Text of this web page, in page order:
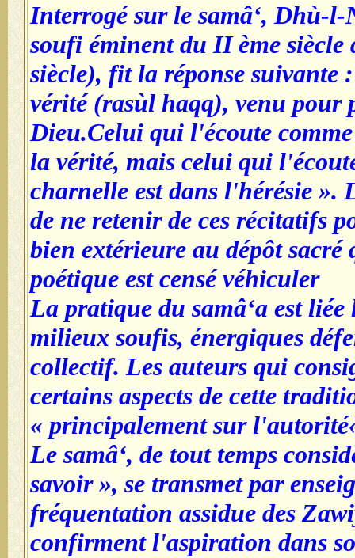
Interrogé sur le samâ‘, Dhù-
soufi éminent du II ème
siècle), fit la réponse suivante
vérité (rasùl haqq), venu pour
Dieu.Celui qui l'écoute
la vérité, mais celui qui
charnelle est dans l'hérésie ».
de ne retenir de ces récitatifs
bien extérieure au dépôt sacré
poétique est censé véhiculer
La pratique du samâ‘a est
milieux soufis, énergiques
collectif. Les auteurs qui
certains aspects de cette
principalement sur
Le samâ‘, de tout temps
savoir », se transmet par
fréquentation assidue des
confirment l'aspiration dans